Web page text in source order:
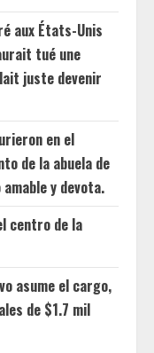
aux États-Unis
tué une
juste devenir
en el
de la abuela de
y devota.
centro de la
asume el cargo,
de $1.7 mil